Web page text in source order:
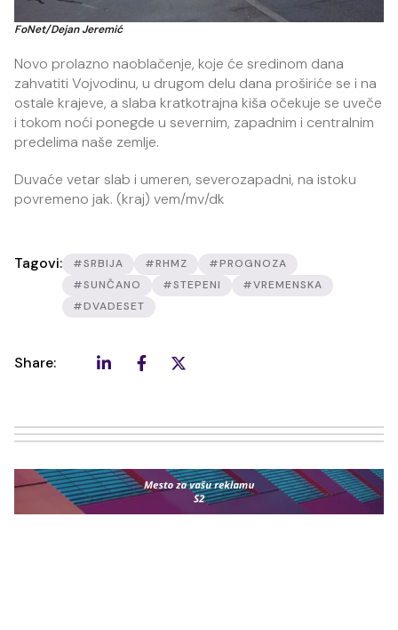
FoNet/Dejan Jeremić
Novo prolazno naoblačenje, koje će sredinom dana
zahvatiti Vojvodinu, u drugom delu dana proširiće se i na
ostale krajeve, a slaba kratkotrajna kiša očekuje se uveče
i tokom noći ponegde u severnim, zapadnim i centralnim
predelima naše zemlje.
Duvaće vetar slab i umeren, severozapadni, na istoku
povremeno jak. (kraj) vem/mv/dk
Tagovi: #SRBIJA #RHMZ
#PROGNOZA
#SUNČANO
#STEPENI
#VREMENSKA
#DVADESET
Share: